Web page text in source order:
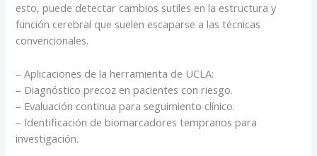
esto, puede detectar cambios sutiles en la estructura y
función cerebral que suelen escaparse a las técnicas
convencionales.
– Aplicaciones de la herramienta de UCLA:
– Diagnóstico precoz en pacientes con riesgo.
– Evaluación continua para seguimiento clínico.
– Identificación de biomarcadores tempranos para
investigación.